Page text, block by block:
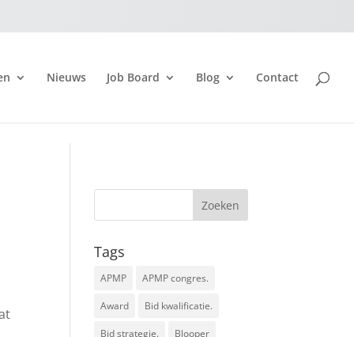
Nieuws Job Board Blog Contact
Tags
APMP APMP congres.
Award Bid kwalificatie.
Bid strategie. Blooper